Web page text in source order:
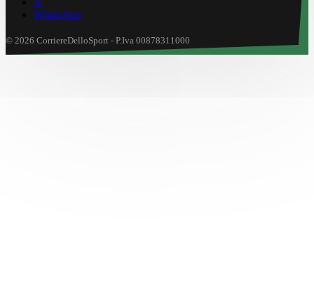
WhatsApp
© 2026 CorriereDelloSport - P.Iva 00878311000